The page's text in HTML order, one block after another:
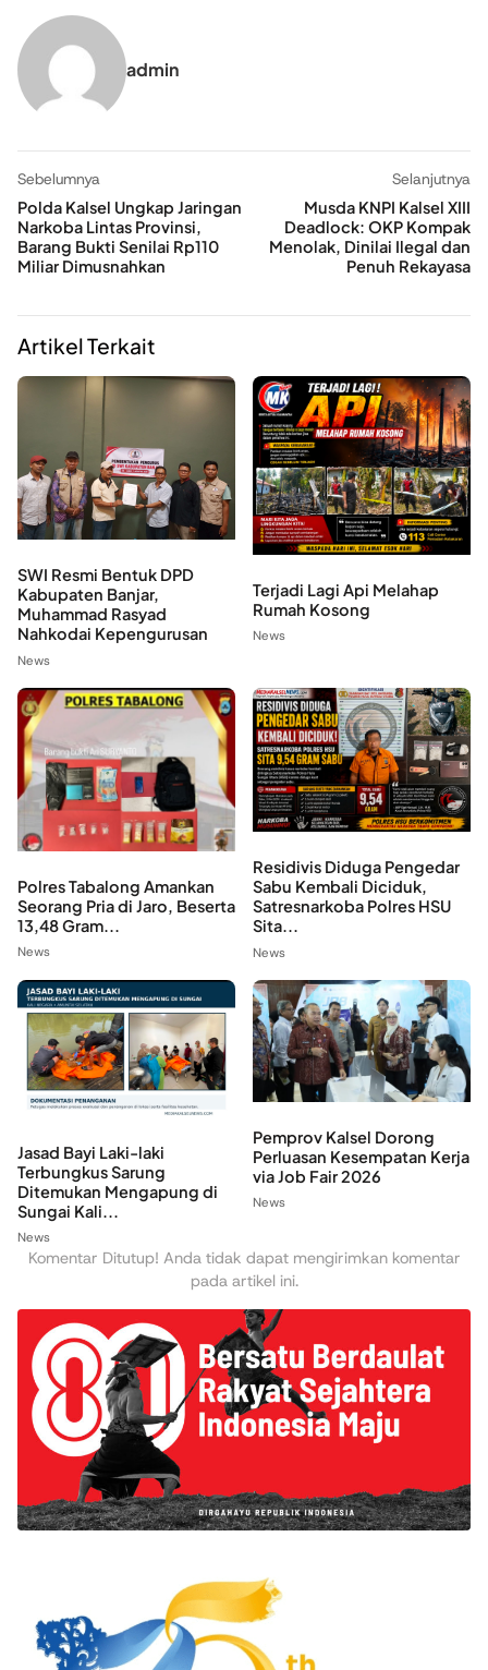
admin
Sebelumnya
Polda Kalsel Ungkap Jaringan
Narkoba Lintas Provinsi,
Barang Bukti Senilai Rp110
Miliar Dimusnahkan
Selanjutnya
Musda KNPI Kalsel XIII
Deadlock: OKP Kompak
Menolak, Dinilai Ilegal dan
Penuh Rekayasa
Artikel Terkait
SWI Resmi Bentuk DPD
Kabupaten Banjar,
Muhammad Rasyad
Nahkodai Kepengurusan
News
Terjadi Lagi Api Melahap
Rumah Kosong
News
Polres Tabalong Amankan
Seorang Pria di Jaro, Beserta
13,48 Gram...
News
Residivis Diduga Pengedar
Sabu Kembali Diciduk,
Satresnarkoba Polres HSU
Sita...
News
Jasad Bayi Laki-laki
Terbungkus Sarung
Ditemukan Mengapung di
Sungai Kali...
News
Pemprov Kalsel Dorong
Perluasan Kesempatan Kerja
via Job Fair 2026
News
Komentar Ditutup! Anda tidak dapat mengirimkan komentar
pada artikel ini.